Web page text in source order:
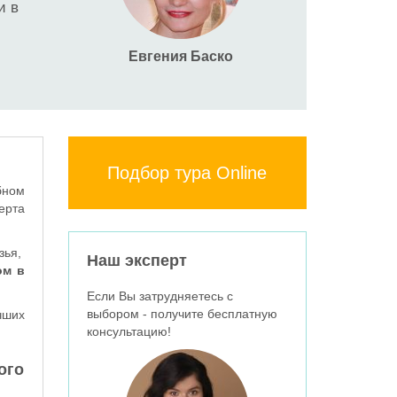
в
Евгения Баско
в
Подбор тура Online
Наш эксперт
Если Вы затрудняетесь с
выбором - получите бесплатную
консультацию!